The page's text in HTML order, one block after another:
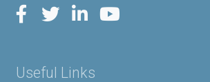
Useful Links